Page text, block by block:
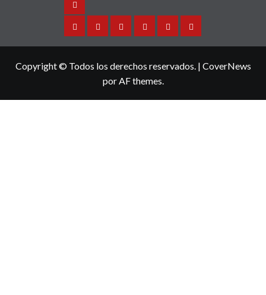
Noticias
SinaloaNacionalInternacionalEspectaculos
TurismoDeportes
Copyright © Todos los derechos reservados. | CoverNews
por AF themes.